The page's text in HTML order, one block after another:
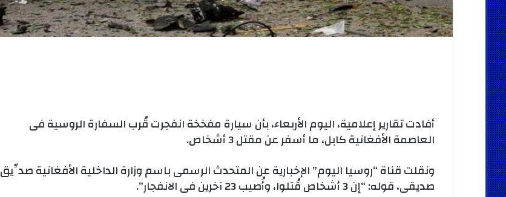
أفادت تقارير إعلامية، اليوم الأربعاء، بأن سيارة مفخخة انفجرت قُرب السفارة الروسية فى
العاصمة الأفغانية كابل، ما أسفر عن مقتل 3 أشخاص.
ونقلت قناة “روسيا اليوم” الإخبارية عن المتحدث الرسمى باسم وزارة الداخلية الأفغانية صدِّيق
صديقى، قوله: “إن 3 أشخاص قُتلوا، وأُصيب 23 آخرين فى الانفجار”.